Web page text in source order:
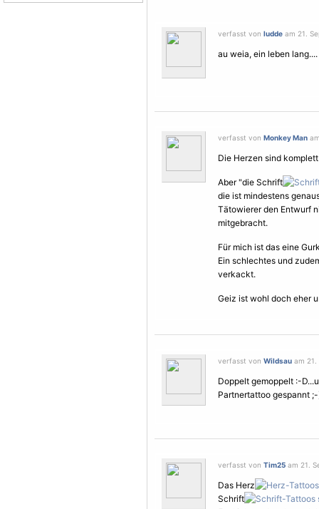
verfasst von ludde am 21.
au weia, ein leben lang....
verfasst von Monkey Man
Die Herzen sind
Aber "die Schrift
die ist mindestens
Tätowierer den Entwurf
mitgebracht.
Für mich ist das eine
Ein schlechtes und
verkackt.
Geiz ist wohl doch eher
verfasst von Wildsau am 21.
Doppelt gemoppelt :-
Partnertattoo gespannt
verfasst von Tim25 am 21.
Das Herz
Schrift